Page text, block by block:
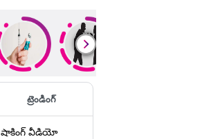
ట్రెండింగ్
షాకింగ్ వీడియో